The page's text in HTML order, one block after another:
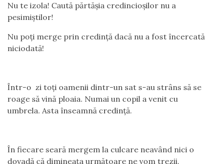
Nu te izola! Caută părtășia credincioșilor nu a
pesimiștilor!
Nu poți merge prin credință dacă nu a fost încercată
niciodată!
Într-o zi toți oamenii dintr-un sat s-au strâns să se
roage să vină ploaia. Numai un copil a venit cu
umbrela. Asta înseamnă credință.
În fiecare seară mergem la culcare neavând nici o
dovadă că dimineața următoare ne vom trezii.